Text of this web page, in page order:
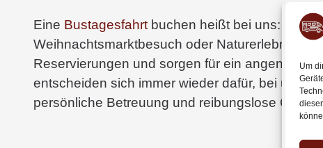
Um
Eine Bustagesfahrt buchen heißt bei uns: sich
Weihnachtsmarktbesuch oder Naturerlebnis –
Reservierungen und sorgen für ein
entscheiden sich immer wieder dafür, bei uns
persönliche Betreuung und reibungslose